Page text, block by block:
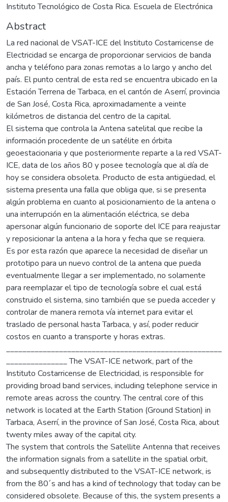
Instituto Tecnológico de Costa Rica. Escuela de Electrónica
Abstract
La red nacional de VSAT-ICE del Instituto Costarricense de
Electricidad se encarga de proporcionar servicios de banda
ancha y teléfono para zonas remotas a lo largo y ancho del
país. El punto central de esta red se encuentra ubicado en la
Estación Terrena de Tarbaca, en el cantón de Aserrí, provincia
de San José, Costa Rica, aproximadamente a veinte
kilómetros de distancia del centro de la capital.
El sistema que controla la Antena satelital que recibe la
información procedente de un satélite en órbita
geoestacionaria y que posteriormente reparte a la red VSAT-
ICE, data de los años 80 y posee tecnología que al día de
hoy se considera obsoleta. Producto de esta antigüedad, el
sistema presenta una falla que obliga que, si se presenta
algún problema en cuanto al posicionamiento de la antena o
una interrupción en la alimentación eléctrica, se deba
apersonar algún funcionario de soporte del ICE para reajustar
y reposicionar la antena a la hora y fecha que se requiera.
Es por esta razón que aparece la necesidad de diseñar un
prototipo para un nuevo control de la antena que pueda
eventualmente llegar a ser implementado, no solamente
para reemplazar el tipo de tecnología sobre el cual está
construido el sistema, sino también que se pueda acceder y
controlar de manera remota vía internet para evitar el
traslado de personal hasta Tarbaca, y así, poder reducir
costos en cuanto a transporte y horas extras.
_____________________________________________________
_______________ The VSAT-ICE network, part of the
Instituto Costarricense de Electricidad, is responsible for
providing broad band services, including telephone service in
remote areas across the country. The central core of this
network is located at the Earth Station (Ground Station) in
Tarbaca, Aserrí, in the province of San José, Costa Rica, about
twenty miles away of the capital city.
The system that controls the Satellite Antenna that receives
the information signals from a satellite in the spatial orbit,
and subsequently distributed to the VSAT-ICE network, is
from the 80´s and has a kind of technology that today can be
considered obsolete. Because of this, the system presents a